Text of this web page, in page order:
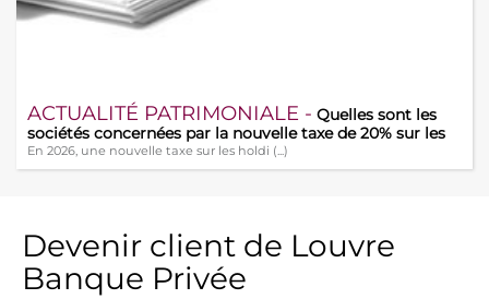
ACTUALITÉ PATRIMONIALE - Quelles sont les
sociétés concernées par la nouvelle taxe de 20% sur les
holdings ?
En 2026, une nouvelle taxe sur les holdi (...)
Devenir client de Louvre
Banque Privée